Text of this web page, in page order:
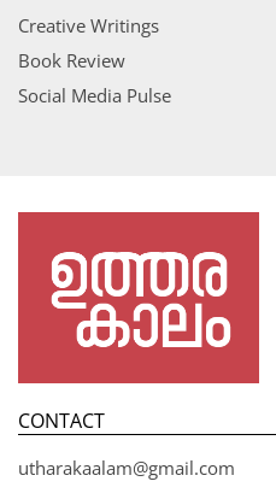
Creative Writings
Book Review
Social Media Pulse
CONTACT
utharakaalam@gmail.com